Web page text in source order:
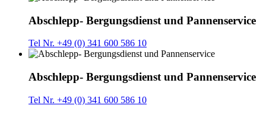
Abschlepp- Bergungsdienst und Pannenservice
Tel Nr. +49 (0) 341 600 586 10
Abschlepp- Bergungsdienst und Pannenservice
Tel Nr. +49 (0) 341 600 586 10